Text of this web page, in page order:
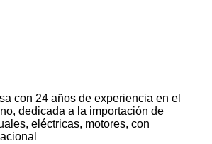
con 24 años de experiencia en el
dedicada a la importación de
eléctricas, motores, con